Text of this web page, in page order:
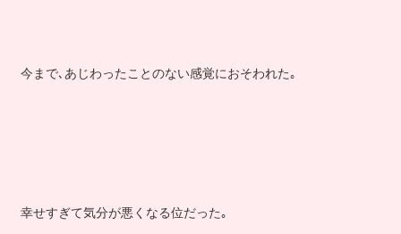
今まで､あじわったことのない感覚におそわれた｡
幸せすぎて気分が悪くなる位だった｡